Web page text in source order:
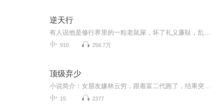
逆天行
910 256.7万
顶级弃少
15 2377